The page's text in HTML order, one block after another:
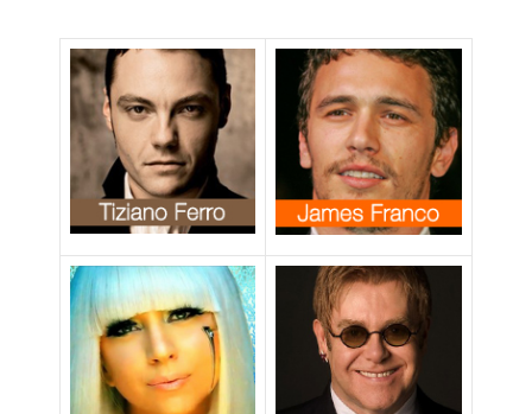
single etero, no
alle coppie gay